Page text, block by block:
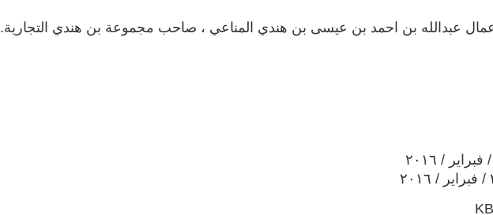
عبدالله بن احمد بن عيسى بن هندي المناعي ، صاحب مجموعة بن هندي التجارية.